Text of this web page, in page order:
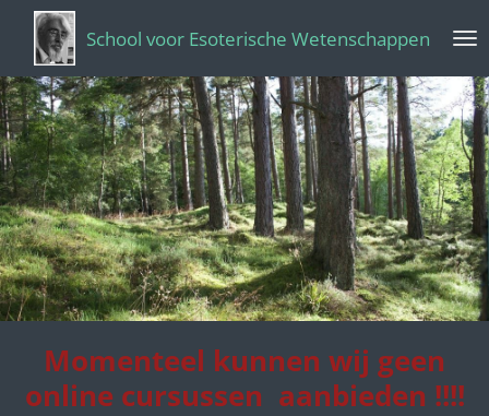
direct
naar
de
hoofdinhoud
School voor Esoterische Wetenschappen
Momenteel kunnen wij geen
online cursussen aanbieden !!!!